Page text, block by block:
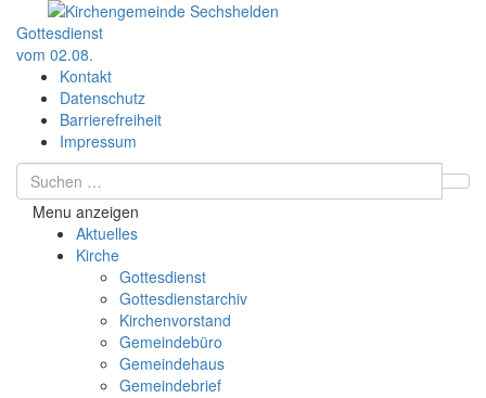
Gottesdienst
vom 02.08.
Kontakt
Datenschutz
Barrierefreiheit
Impressum
Menu anzeigen
Aktuelles
Kirche
Gottesdienst
Gottesdienstarchiv
Kirchenvorstand
Gemeindebüro
Gemeindehaus
Gemeindebrief